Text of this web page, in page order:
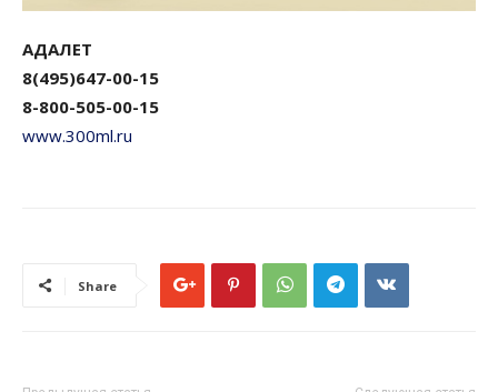
АДАЛЕТ
8(495)647-00-15
8-800-505-00-15
www.300ml.ru
Share